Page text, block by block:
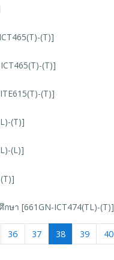
(T)]
(T)]
(T)]
(T)]
(L)]
ษา [661GN-ICT474(TL)-(T)]
36 37 38(current)
39 40